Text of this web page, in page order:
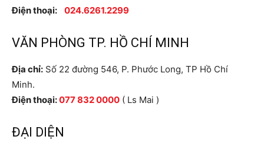
Điện thoại: 024.6261.2299
VĂN PHÒNG TP. HỒ CHÍ MINH
Địa chỉ: Số 22 đường 546, P. Phước Long, TP Hồ Chí
Minh.
Điện thoại:077 832 0000 ( Ls Mai )
ĐẠI DIỆN